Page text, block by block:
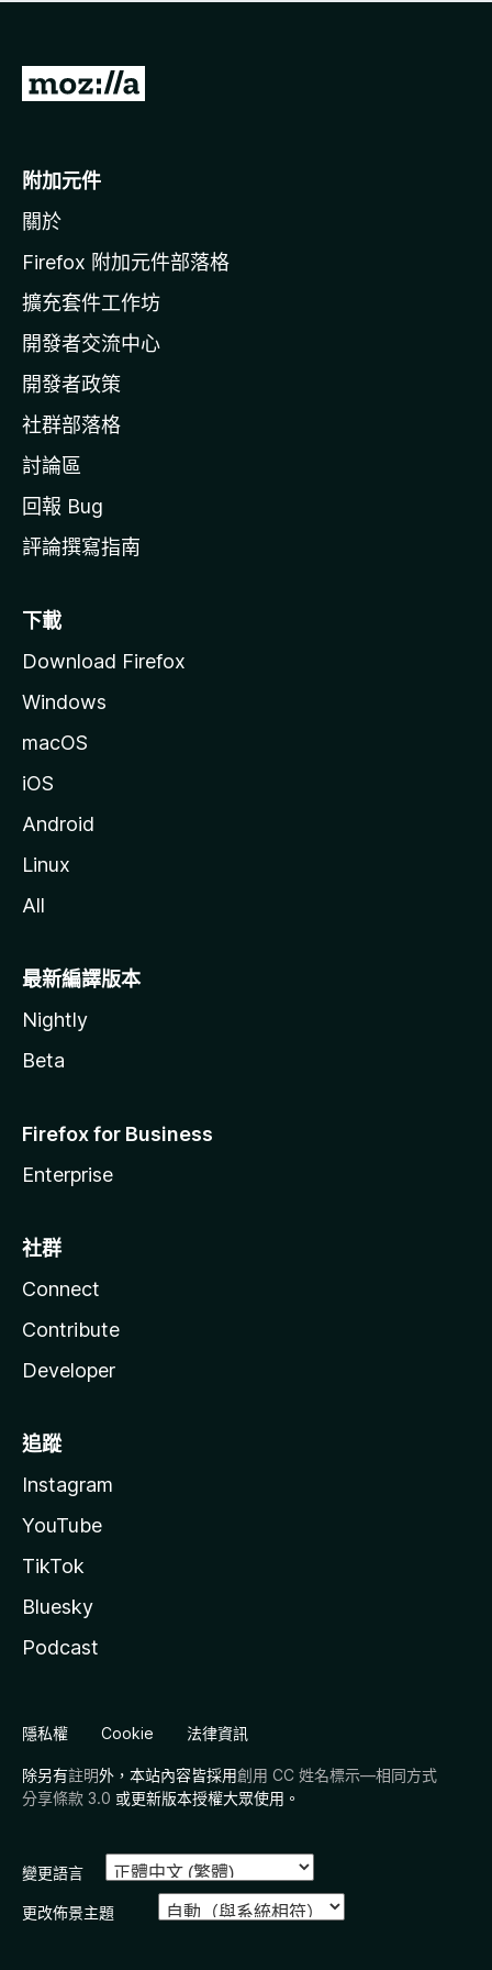
有
前
o
i
l
a
官
網
附加元件
關於
Firefox 附加元件部落格
擴充套件工作坊
開發者交流中心
開發者政策
社群部落格
討論區
回報 Bug
評論撰寫指南
下載
Download Firefox
Windows
macOS
iOS
Android
Linux
All
最新編譯版本
Nightly
Beta
Firefox for Business
Enterprise
社群
Connect
Contribute
Developer
追蹤
Instagram
YouTube
TikTok
Bluesky
Podcast
隱私權 Cookie 法律資訊
除另有註明外，本站內容皆採用創用 CC 姓名標示—相同方式
分享條款 3.0 或更新版本授權大眾使用。
變更語言
更改佈景主題